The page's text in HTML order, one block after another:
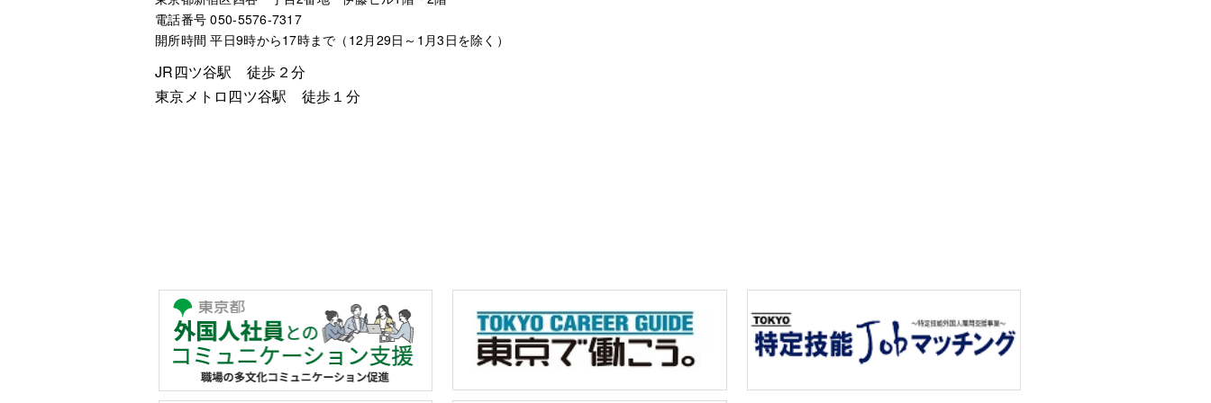
電話番号 050-5576-7317
開所時間 平日9時から17時まで（12月29日～1月3日を除く）
JR四ツ谷駅 徒歩２分
東京メトロ四ツ谷駅 徒歩１分